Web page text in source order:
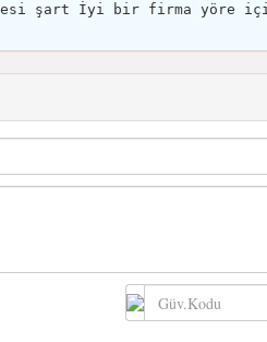
şart İyi bir firma yöre